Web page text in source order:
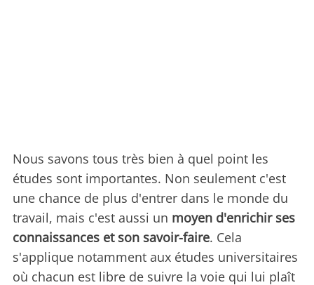
Nous savons tous très bien à quel point les
études sont importantes. Non seulement c'est
une chance de plus d'entrer dans le monde du
travail, mais c'est aussi un moyen d'enrichir ses
connaissances et son savoir-faire. Cela
s'applique notamment aux études universitaires
où chacun est libre de suivre la voie qui lui plaît